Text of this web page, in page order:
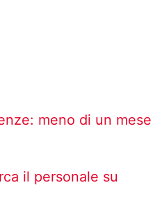
meno di un mese
il personale su